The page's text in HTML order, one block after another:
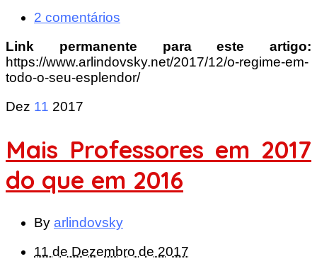
2 comentários
Link permanente para este artigo:
https://www.arlindovsky.net/2017/12/o-regime-em-
todo-o-seu-esplendor/
Dez 11 2017
Mais Professores em 2017
do que em 2016
By arlindovsky
11 de Dezembro de 2017